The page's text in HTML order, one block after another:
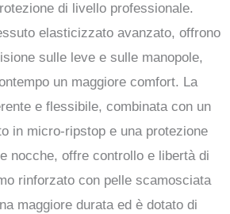
di livello professionale.
elasticizzato avanzato, offrono
sulle leve e sulle manopole,
un maggiore comfort. La
e flessibile, combinata con un
in micro-ripstop e una protezione
nocche, offre controllo e libertà di
rinforzato con pelle scamosciata
maggiore durata ed è dotato di